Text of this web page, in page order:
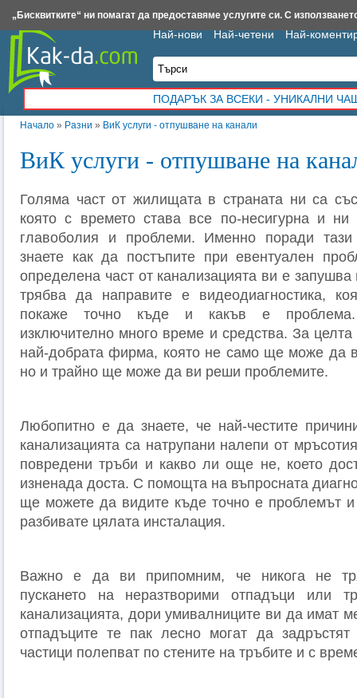
Начало » Разни » ВиК услуги - отпушване на канали
ВиК услуги - отпушване на
Голяма част от жилищата в страната ни са
която с времето става все по-несигурна и ни
главоболия и проблеми. Именно поради
знаете как да постъпите при евентуален
определена част от канализацията ви е запушва
трябва да направите е видеодиагностика,
покаже точно къде и какъв е проблема.
изключително много време и средства. За
най-добрата фирма, която не само ще може да
но и трайно ще може да ви реши проблемите.
Любопитно е да знаете, че най-честите
канализацията са натрупани налепи от
повредени тръби и какво ли още не, което
изненада доста. С помощта на въпросната
ще можете да видите къде точно е проблемът
разбивате цялата инсталация.
Важно е да ви припомним, че никога не
пускането на неразтворими отпадъци или
канализацията, дори умивалниците ви да имат
отпадъците те пак лесно могат да
частици полепват по стените на тръбите и с
Най-нови Най-четени Най-
ПОДАРЪК ЗА ВСЕКИ - УНИКАЛНИ
Insert.bg Framar.bg Kak-da.com Iztochnik.com BauBau.bg NewAge.bg
„Бисквитките“ ни помагат да предоставяме услугите си. С